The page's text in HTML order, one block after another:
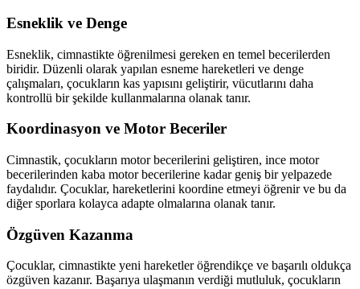
Esneklik ve Denge
Esneklik, cimnastikte öğrenilmesi gereken en temel becerilerden
biridir. Düzenli olarak yapılan esneme hareketleri ve denge
çalışmaları, çocukların kas yapısını geliştirir, vücutlarını daha
kontrollü bir şekilde kullanmalarına olanak tanır.
Koordinasyon ve Motor Beceriler
Cimnastik, çocukların motor becerilerini geliştiren, ince motor
becerilerinden kaba motor becerilerine kadar geniş bir yelpazede
faydalıdır. Çocuklar, hareketlerini koordine etmeyi öğrenir ve bu da
diğer sporlara kolayca adapte olmalarına olanak tanır.
Özgüven Kazanma
Çocuklar, cimnastikte yeni hareketler öğrendikçe ve başarılı oldukça
özgüven kazanır. Başarıya ulaşmanın verdiği mutluluk, çocukların